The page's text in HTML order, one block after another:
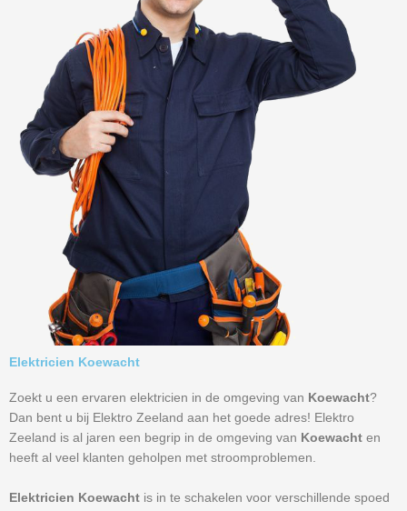
Elektricien Koewacht
Zoekt u een ervaren elektricien in de omgeving van Koewacht?
Dan bent u bij Elektro Zeeland aan het goede adres! Elektro
Zeeland is al jaren een begrip in de omgeving van Koewacht en
heeft al veel klanten geholpen met stroomproblemen.
Elektricien Koewacht is in te schakelen voor verschillende spoed